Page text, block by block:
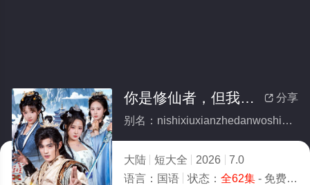
 分享
你是修仙者，但我是魔术师(全集)
别名：nishixiuxianzhedanwoshimoshushi
大陆 短大全 2026
7.0
语言： 国语 状态： 全62集- 免费在线观看